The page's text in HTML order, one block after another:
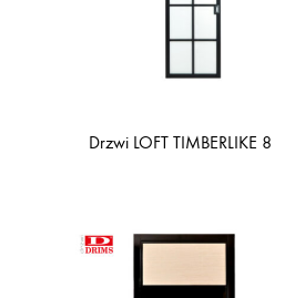
Drzwi LOFT TIMBERLIKE 8